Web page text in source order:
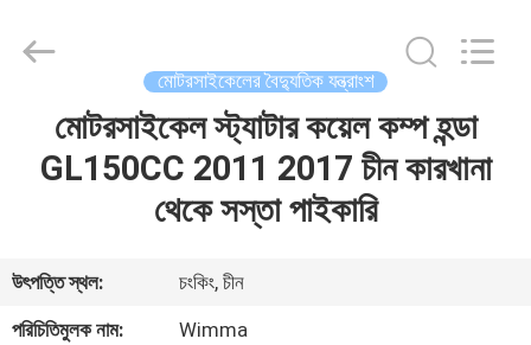
ভিডিও
Parts
মোটরসাইকেলের বৈদ্যুতিক যন্ত্রাংশ
মোটরসাইকেল স্ট্যাটার কয়েল কম্প হন্ডা
GL150CC 2011 2017 চীন কারখানা
থেকে সস্তা পাইকারি
উৎপত্তি স্থল:
চংকিং, চীন
পরিচিতিমুলক নাম:
Wimma